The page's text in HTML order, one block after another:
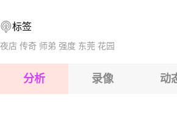
2026-08-16 【埃塞超】 哈迪亚霍
标签
夜店 传奇 师弟 强度 东莞 花园
分析 录像 动